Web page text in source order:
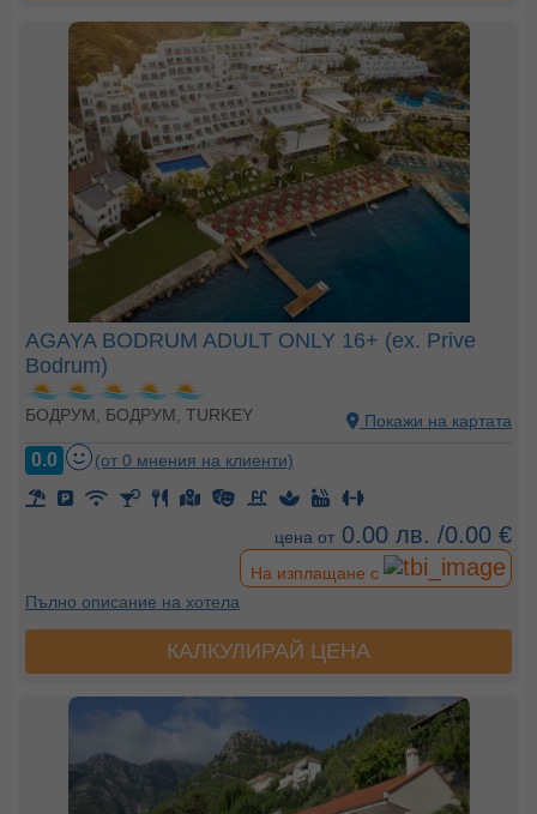
AGAYA BODRUM ADULT ONLY 16+ (ex. Prive
Bodrum)
БОДРУМ, БОДРУМ, TURKEY Покажи на картата
0.0 (от 0 мнения на клиенти)
цена от 0.00 лв. /0.00 €
На изплащане с
Пълно описание на хотела
КАЛКУЛИРАЙ ЦЕНА